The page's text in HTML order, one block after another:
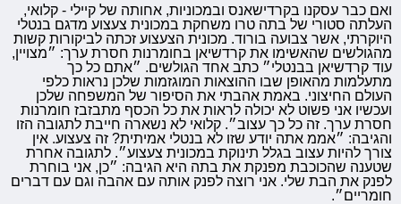
ואם כבר עסקנו בקרדישאנס ובמכוניות, אחותה של קיילי - קלואי,
העלתה סטורי של בתה טרו משחקת במכונית צעצוע מדגם בנטלי
היוקרתי, אשר צבועה בורוד. מכונית הצעצוע זכתה לביקורות קשות
מהגולשים שהאשימו את קרדשיאן בחומרנות חסרת ערך: ״מצויין,
עוד קרדשיאן בבנטלי״ כתב אחד הגולשים. ״אתם כל כך
מתעלמות מהאופן שבו ההוצאות המוגזמות שלכן נראות כלפי
העולם החיצוני. באמת אהבתי את הסיפור של המשפחה שלכן
ועכשיו אני פשוט לא יכולה לראות את כל הכסף מתבזבז חומרנות
חסרת ערך. זה כל כך עצוב״. קלואי לא נשארה חייבת לתגובה הזו
והגיבה: ״אממ אתה יודע שזו לא בנטלי אמיתית? זה צעצוע. אין
צורך להיות עצוב בגלל תינוקת במכונית צעצוע״. לתגובה אחרת
שטענה שהכוכבת מפנקת את בתה היא הגיבה: ״כן, אני בוחרת
לפנק את הבת שלי. אני רוצה לפנק אותה עם אהבה וגם עם דברים
חומריים״.